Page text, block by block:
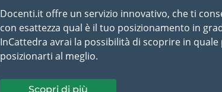
Docenti.it offre un servizio innovativo, che ti
con esattezza qual è il tuo posizionamento in
InCattedra avrai la possibilità di scoprire in
posizionarti al meglio.
Scopri di più